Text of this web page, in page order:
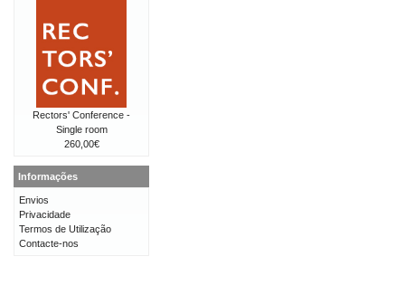
Rectors' Conference -
Single room
260,00€
Informações
Envios
Privacidade
Termos de Utilização
Contacte-nos